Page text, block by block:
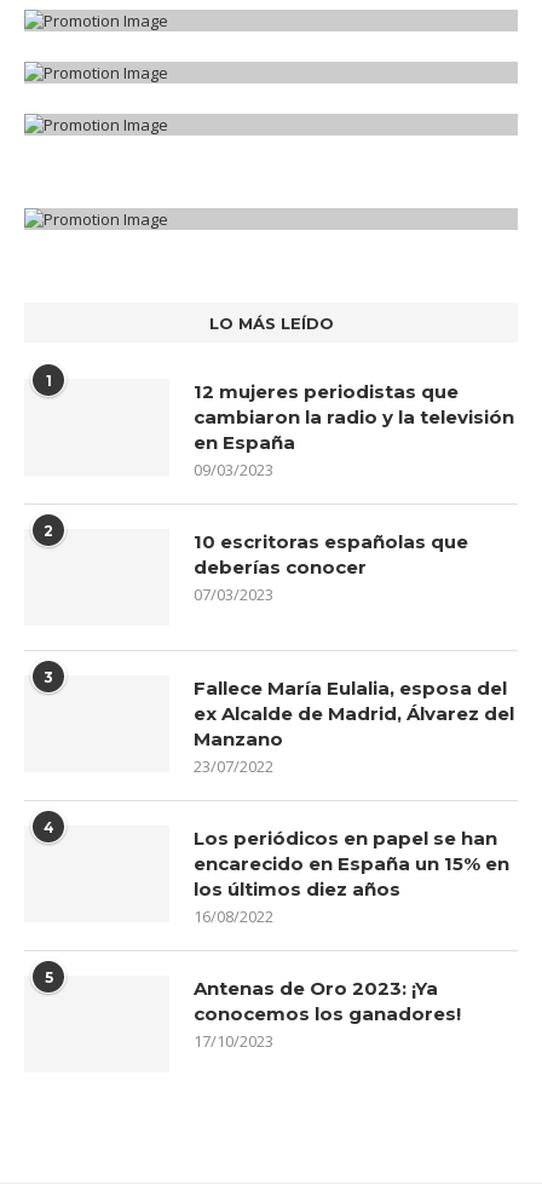
LO MÁS LEÍDO
1
12 mujeres periodistas que
cambiaron la radio y la televisión
en España
09/03/2023
2
10 escritoras españolas que
deberías conocer
07/03/2023
3
Fallece María Eulalia, esposa del
ex Alcalde de Madrid, Álvarez del
Manzano
23/07/2022
4
Los periódicos en papel se han
encarecido en España un 15% en
los últimos diez años
16/08/2022
5
Antenas de Oro 2023: ¡Ya
conocemos los ganadores!
17/10/2023